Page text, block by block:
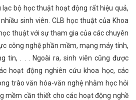
lạc bộ học thuật hoạt động rất hiệu quả,
sinh viên. CLB học thuật của Khoa
thuật với sự tham gia của các chuyên
công nghệ phần mềm, mạng máy tính,
tin, . . . Ngoài ra, sinh viên cũng được
hoạt động nghiên cứu khoa học, các
trào văn hóa-văn nghệ nhằm học hỏi
mềm cần thiết cho các hoạt động nghề